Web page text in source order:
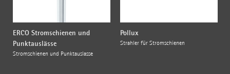
ERCO Stromschienen und
Punktauslässe
Stromschienen und Punktauslässe
Pollux
Strahler für Stromschienen